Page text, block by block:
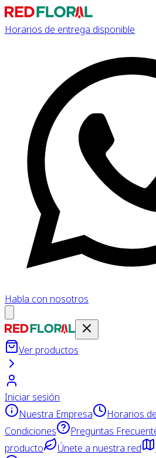
Horarios de entrega disponible
Habla con nosotros
Ver productos
Iniciar sesión
Nuestra Empresa
Horarios
Condiciones
Preguntas
producto
Únete a nuestra red